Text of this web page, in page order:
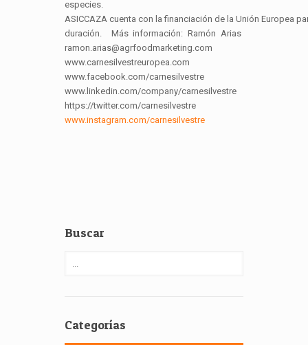
especies.
ASICCAZA cuenta con la financiación de la Unión Europea
duración. Más información: Ramón Arias
ramon.arias@agrfoodmarketing.com
www.carnesilvestreuropea.com
www.facebook.com/carnesilvestre
www.linkedin.com/company/carnesilvestre
https://twitter.com/carnesilvestre
www.instagram.com/carnesilvestre
Buscar
Categorías